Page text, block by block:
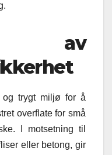
av
og trygt miljø for å
overflate for små
I motsetning til
eller betong, gir